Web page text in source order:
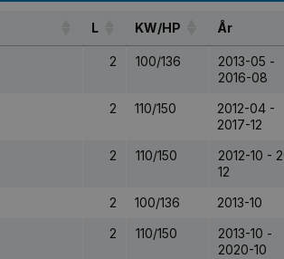
L KW/HP År
2 100/136
2013-05 -
2016-08
2 110/150
2012-04 -
2017-12
2 110/150
2012-10 -
12
2 100/136 2013-10
2 110/150
2013-10 -
2020-10